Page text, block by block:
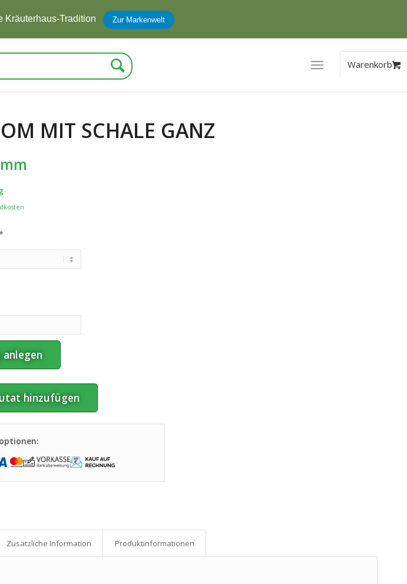
Kräuterhaus-Tradition Zur Markenwelt
Suche
MIT SCHALE GANZ
anlegen
hinzufügen
Zusätzliche Information Produkt­informationen